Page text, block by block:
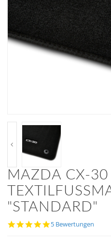
MAZDA CX-30
STANDARD"
4.8
5 Bewertungen